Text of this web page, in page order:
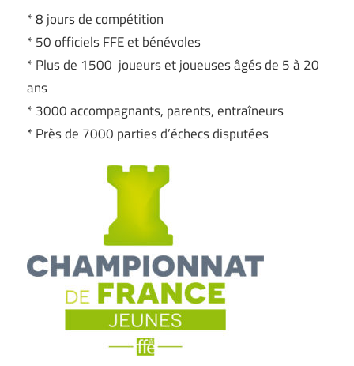
* 8 jours de compétition
* 50 officiels FFE et bénévoles
* Plus de 1500 joueurs et joueuses âgés de 5 à 20
ans
* 3000 accompagnants, parents, entraîneurs
* Près de 7000 parties d’échecs disputées